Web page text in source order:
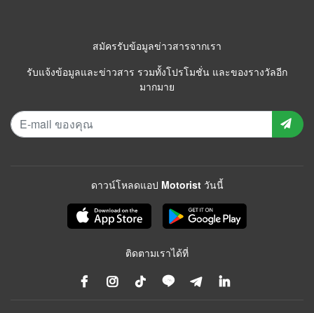
สมัครรับข้อมูลข่าวสารจากเรา
รับแจ้งข้อมูลและข่าวสาร รวมทั้งโปรโมชั่น และของรางวัลอีก
มากมาย
ดาวน์โหลดแอป Motorist วันนี้
ติดตามเราได้ที่